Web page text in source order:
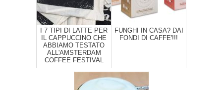
I 7 TIPI DI LATTE PER
IL CAPPUCCINO CHE
ABBIAMO TESTATO
ALL'AMSTERDAM
COFFEE FESTIVAL
FUNGHI IN CASA? DAI
FONDI DI CAFFE'!!!